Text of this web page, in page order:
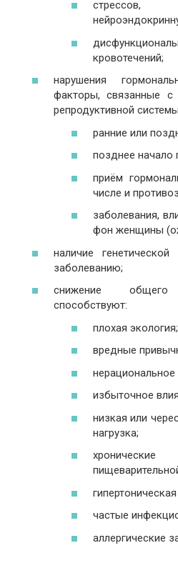
кровотечений;
нарушения
факторы, связанные с
репродуктивной
ранние или
позднее начало
приём
числе и
заболевания,
фон женщины
наличие
заболеванию;
снижение
способствуют:
плохая экология;
вредные
нерациональное
избыточное
низкая или
нагрузка;
частые
аллергические